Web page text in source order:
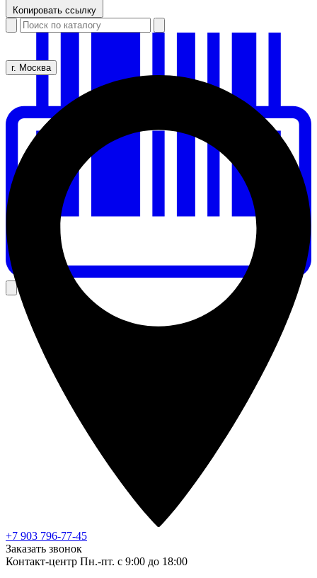
Копировать ссылку
+7 903 796-77-45
Заказать звонок
Контакт-центр Пн.-пт. с 9:00 до 18:00